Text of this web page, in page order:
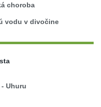
choroba
vodu v divočine
Uhuru